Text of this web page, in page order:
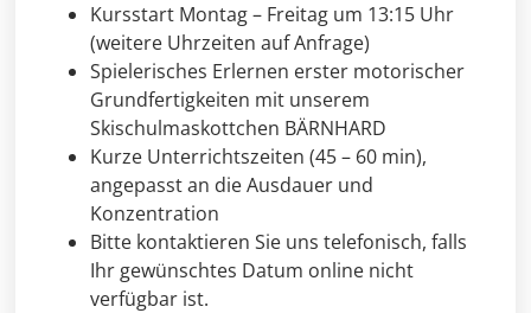
Kursstart Montag – Freitag um 13:15 Uhr
(weitere Uhrzeiten auf Anfrage)
Spielerisches Erlernen erster motorischer
Grundfertigkeiten mit unserem
Skischulmaskottchen BÄRNHARD
Kurze Unterrichtszeiten (45 – 60 min),
angepasst an die Ausdauer und
Konzentration
Bitte kontaktieren Sie uns telefonisch, falls
Ihr gewünschtes Datum online nicht
verfügbar ist.